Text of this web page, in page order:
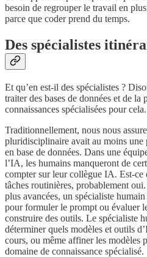
besoin de regrouper le travail en
parce que coder prend du temps.
Des spécialistes
Et qu’en est-il des spécialistes ?
traiter des bases de données et de la
connaissances spécialisées pour cela.
Traditionnellement, nous nous
pluridisciplinaire avait au moins une
en base de données. Dans une
l’IA, les humains manqueront de
compter sur leur collègue IA. Est-ce
tâches routinières, probablement
plus avancées, un spécialiste
pour formuler le prompt ou évaluer
construire des outils. Le spécialiste
déterminer quels modèles et outils
cours, ou même affiner les modèles
domaine de connaissance spécialisé.